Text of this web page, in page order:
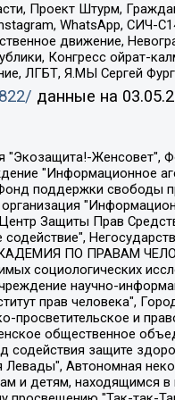
Проект Штурм,
WhatsApp, СИЧ-
движение,
Конгресс ойрат-
ЛГБТ, Я.МЫ Сергей
данные на
регистрации 10.06.2014), Некоммерческая организация "Фонд по борьбе с коррупцией", Автономная некоммерческая организация "Институт права и публичной политики", Баданин Роман Сергеевич, Гликин Максим Александрович, Железнова Мария Михайловна, Лукьянова Юлия Сергеевна, Маетная Елизавета Витальевна, Маняхин Петр Борисович, Чуракова Ольга Владимировна, Ярош Юлия Петровна, Юридическое лицо "The Insider SIA", зарегистрированное в Риге, Латвийская Республика (дата регистрации 26.06.2015), являющееся администратором доменного имени интернет-издания "The Insider SIA", https://theins.ru, Постернак Алексей Евгеньевич, Рубин Михаил Аркадьевич, Анин Роман Александрович, Юридическое лицо Istories fonds, зарегистрированное в Латвийской Республике (регистрационный номер 50008295751, дата регистрации 24.02.2020), Великовский Дмитрий Александрович, Долинина Ирина Николаевна, Мароховская Алеся Алексеевна, Шлейнов Роман Юрьевич, Шмагун Олеся Валентиновна, Общество с ограниченной ответственностью "Альтаир 2021", Общество с ограниченной ответственностью "Вега 2021", Общество с ограниченной ответственностью "Главный редактор 2021", Общество с ограниченной ответственностью "Ромашки монолит", Важенков Артем Валерьевич, Ивановская областная общественная организация "Центр гендерных исследований", Гурман Юрий Альбертович, Медиапроект "ОВД-Инфо", Егоров Владимир Владимирович, Жилинский Владимир Александрович, Общество с ограниченной